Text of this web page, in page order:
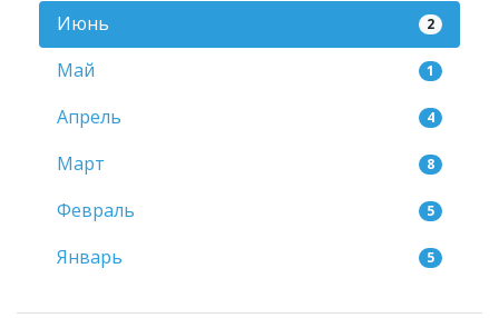
Июнь 2
Май 1
Апрель 4
Март 8
Февраль 5
Январь 5